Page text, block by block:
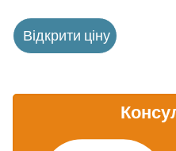
Відкрити ціну